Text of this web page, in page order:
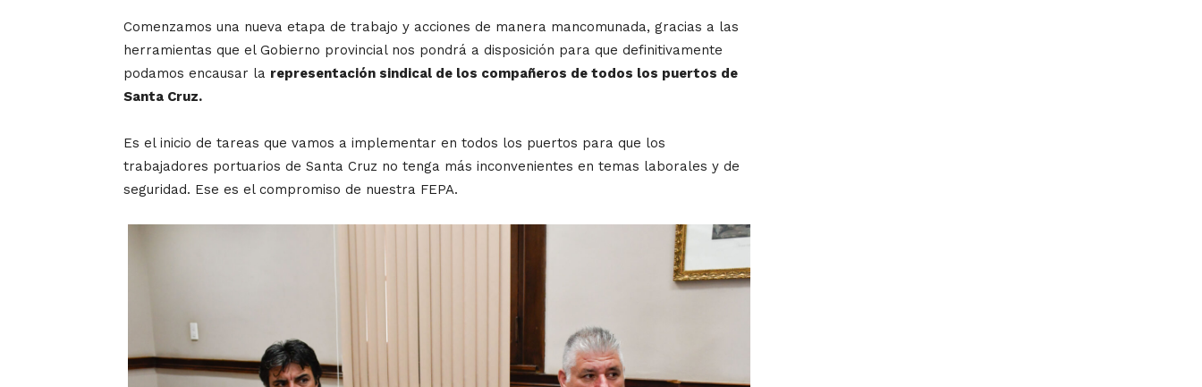
Comenzamos una nueva etapa de trabajo y acciones de manera mancomunada, gracias a las
herramientas que el Gobierno provincial nos pondrá a disposición para que definitivamente
podamos encausar la representación sindical de los compañeros de todos los puertos de
Santa Cruz.
Es el inicio de tareas que vamos a implementar en todos los puertos para que los
trabajadores portuarios de Santa Cruz no tenga más inconvenientes en temas laborales y de
seguridad. Ese es el compromiso de nuestra FEPA.